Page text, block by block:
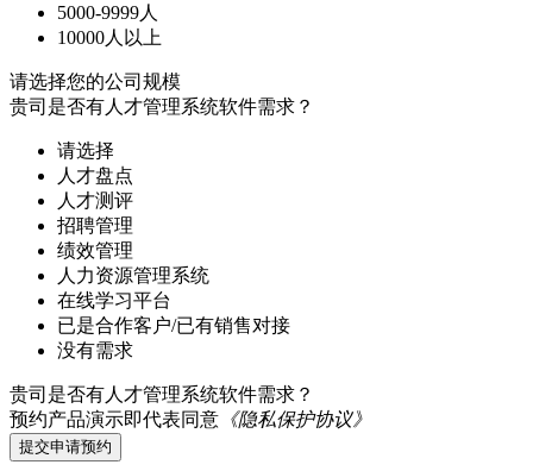
5000-9999人
10000人以上
请选择您的公司规模
贵司是否有人才管理系统软件需求？
请选择
人才盘点
人才测评
招聘管理
绩效管理
人力资源管理系统
在线学习平台
已是合作客户/已有销售对接
没有需求
贵司是否有人才管理系统软件需求？
预约产品演示即代表同意 《隐私保护协议》
提交申请预约